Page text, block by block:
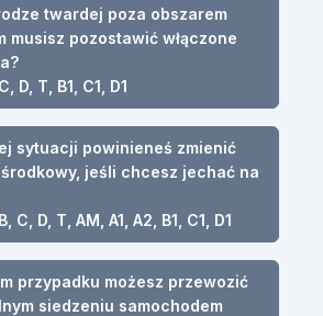
twardej poza obszarem
musisz pozostawić włączone
D, T, B1, C1, D1
sytuacji powinieneś zmienić
jeśli chcesz jechać na
C, D, T, AM, A1, A2, B1, C1, D1
przypadku możesz przewozić
siedzeniu samochodem